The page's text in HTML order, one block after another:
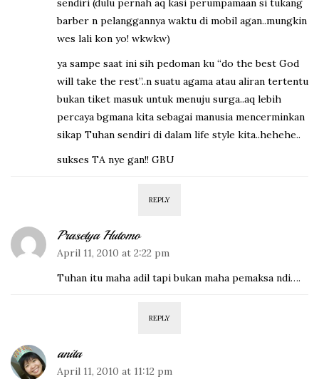
sendiri (dulu pernah aq kasi perumpamaan si tukang
barber n pelanggannya waktu di mobil agan..mungkin
wes lali kon yo! wkwkw)
ya sampe saat ini sih pedoman ku “do the best God
will take the rest”..n suatu agama atau aliran tertentu
bukan tiket masuk untuk menuju surga..aq lebih
percaya bgmana kita sebagai manusia mencerminkan
sikap Tuhan sendiri di dalam life style kita..hehehe..
sukses TA nye gan!! GBU
REPLY
Prasetya Hutomo
April 11, 2010 at 2:22 pm
Tuhan itu maha adil tapi bukan maha pemaksa ndi….
REPLY
anita
April 11, 2010 at 11:12 pm